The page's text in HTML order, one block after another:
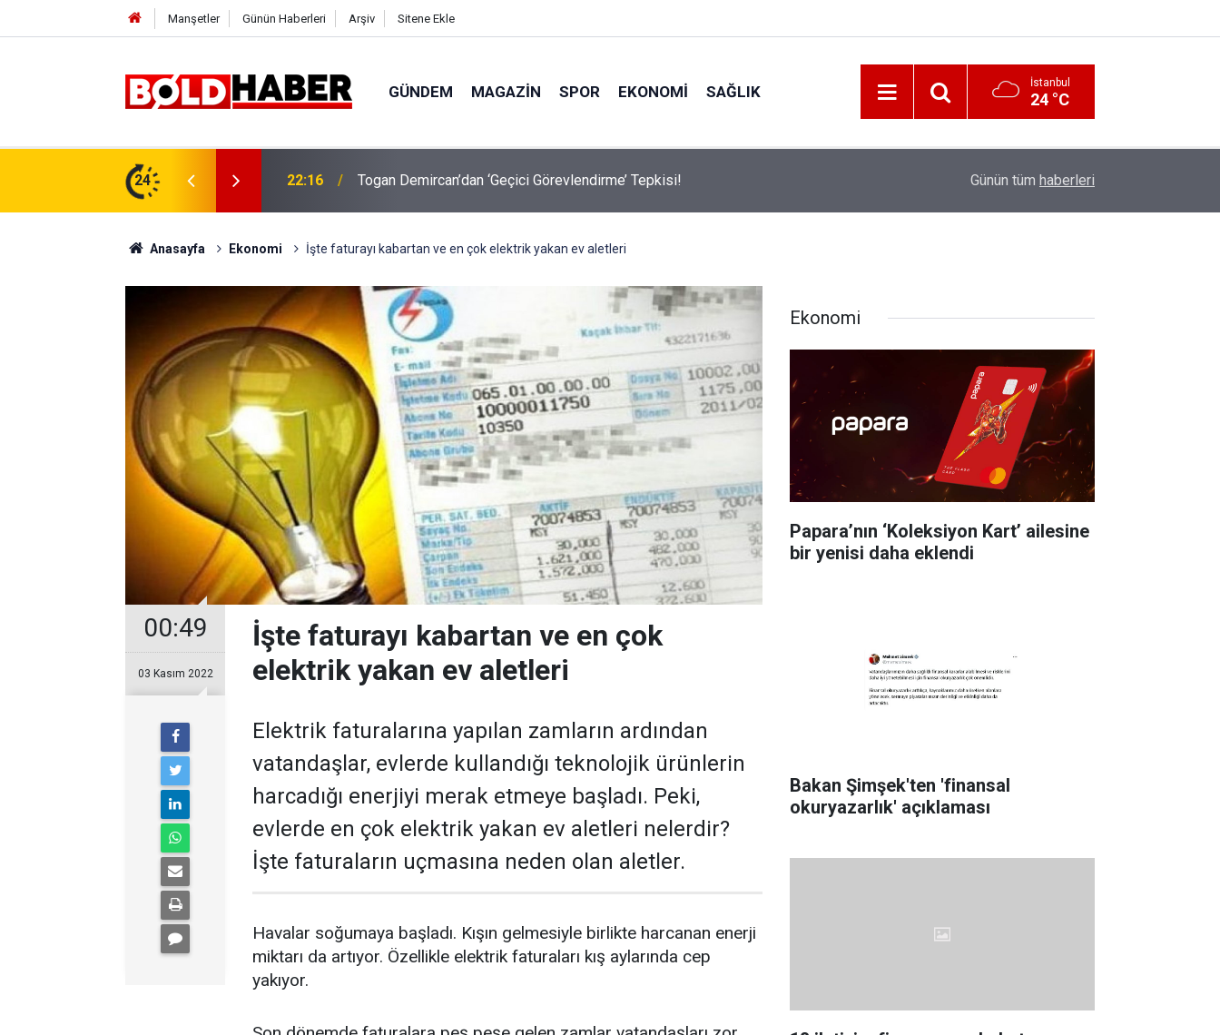
Manşetler Günün Haberleri Arşiv Sitene Ekle
GÜNDEM MAGAZIN SPOR EKONOMI SAĞLIK İstanbul
24 °C
24 19:32 Sıcak Havalarda Ödem Şikayetini Hafife Almayın! İzmir 112’de Kan Donduran İddialar!
Günün tüm haberleri
Anasayfa Ekonomi İşte faturayı kabartan ve en çok elektrik yakan ev aletleri
00:49
03 Kasım 2022
İşte faturayı kabartan ve en çok
elektrik yakan ev aletleri
Elektrik faturalarına yapılan zamların ardından
vatandaşlar, evlerde kullandığı teknolojik ürünlerin
harcadığı enerjiyi merak etmeye başladı. Peki,
evlerde en çok elektrik yakan ev aletleri nelerdir?
İşte faturaların uçmasına neden olan aletler.
Havalar soğumaya başladı. Kışın gelmesiyle birlikte harcanan enerji
miktarı da artıyor. Özellikle elektrik faturaları kış aylarında cep
yakıyor.
Ekonomi
Papara’nın ‘Koleksiyon Kart’ ailesine
bir yenisi daha eklendi
Bakan Şimşek'ten 'finansal
okuryazarlık' açıklaması